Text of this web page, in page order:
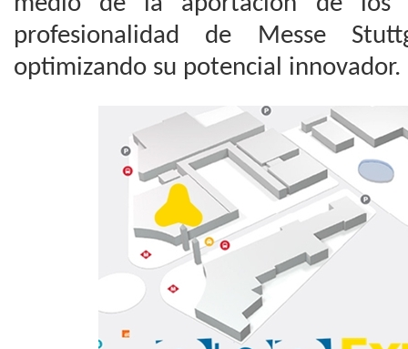
profesionalidad de Messe
optimizando su potencial innovador.